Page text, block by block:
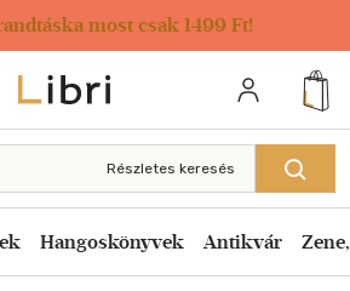
most csak 1499 Ft!
Kártya adatai
Részletes keresés
Hangoskönyvek Antikvár